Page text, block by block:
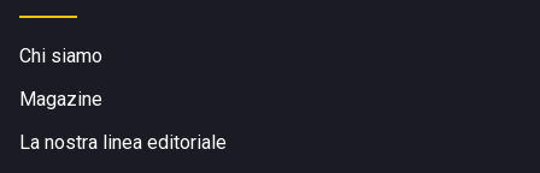
Chi siamo
Magazine
La nostra linea editoriale